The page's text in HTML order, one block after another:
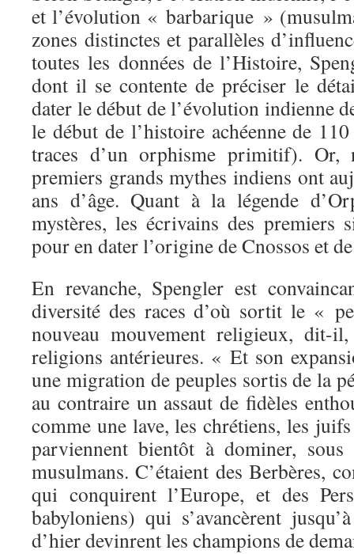
et l’évolution « barbarique »
zones distinctes et parallèles
toutes les données de l’Histoire,
dont il se contente de préciser le
dater le début de l’évolution indienne
le début de l’histoire achéenne de
traces d’un orphisme primitif). Or,
premiers grands mythes indiens ont
ans d’âge. Quant à la légende
mystères, les écrivains des premiers
pour en dater l’origine de Cnossos et
En revanche, Spengler est
diversité des races d’où sortit le «
nouveau mouvement religieux, dit-
religions antérieures. « Et son
une migration de peuples sortis de la
au contraire un assaut de fidèles
comme une lave, les chrétiens, les
parviennent bientôt à dominer,
musulmans. C’étaient des Berbères,
qui conquirent l’Europe, et des
babyloniens) qui s’avancèrent
d’hier devinrent les champions de